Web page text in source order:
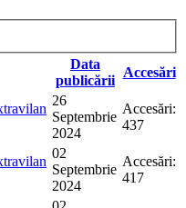
Data
publicării
Accesări
26
Septembrie
2024
Accesări:
437
02
Septembrie
2024
Accesări:
417